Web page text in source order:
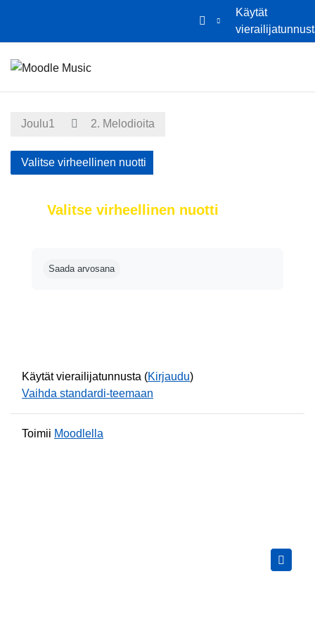
Käytät
Joulu1 2. Melodioita
Valitse virheellinen nuotti
Valitse virheellinen nuotti
Saada arvosana
Käytät vierailijatunnusta (Kirjaudu)
Vaihda standardi-teemaan
Toimii Moodlella